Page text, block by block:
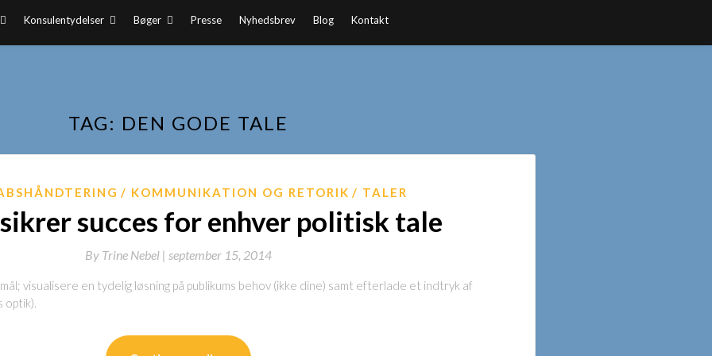
Konsulentydelser Bøger Presse Nyhedsbrev Blog Kontakt
TAG: DEN GODE TALE
KOMMUNIKATION OG RETORIK TALER
succes for enhver politisk tale
By Trine Nebel | september 15, 2014
visualisere en tydelig løsning på publikums behov (ikke dine) samt efterlade et indtryk af
optik).